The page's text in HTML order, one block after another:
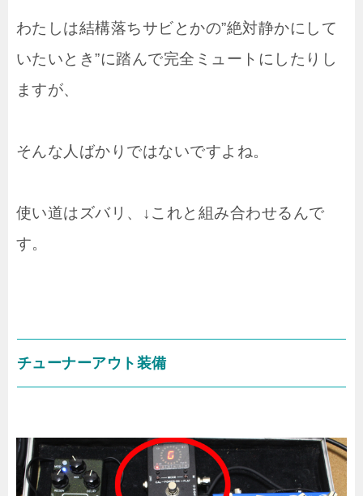
わたしは結構落ちサビとかの”絶対静かにして
いたいとき”に踏んで完全ミュートにしたりし
ますが、
そんな人ばかりではないですよね。
使い道はズバリ、↓これと組み合わせるんで
す。
チューナーアウト装備